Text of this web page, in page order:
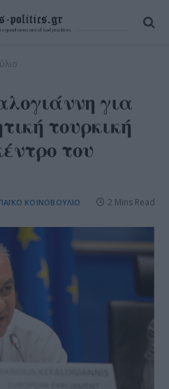
για
τουρκική
του
ΚΟΙΝΟΒΟΎΛΙΟ 2 Mins Read